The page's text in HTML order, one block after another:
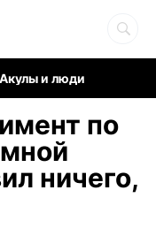
Акулы и люди
по
ничего,